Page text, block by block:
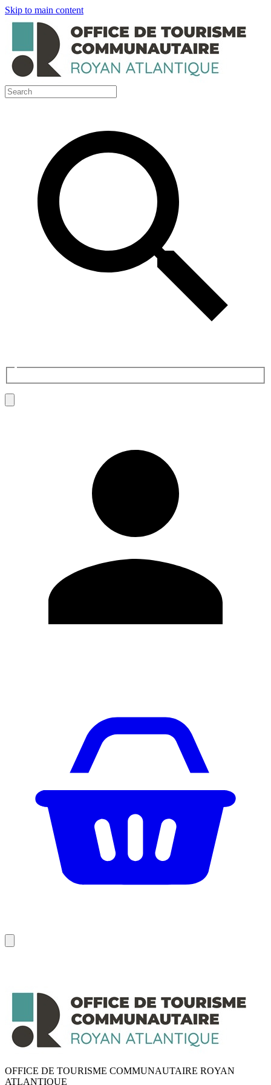
Skip to main content
OFFICE DE TOURISME COMMUNAUTAIRE ROYAN
ATLANTIQUE